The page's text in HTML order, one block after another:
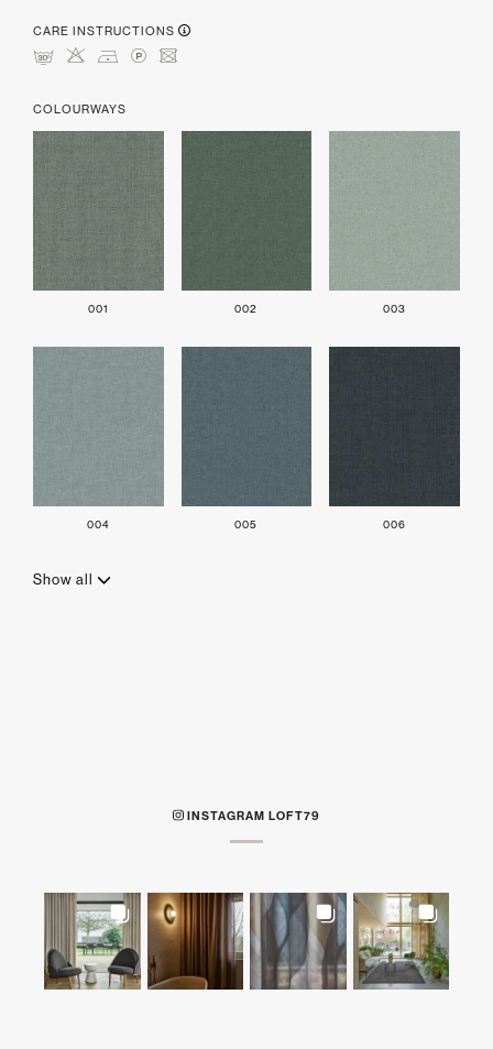
CARE INSTRUCTIONS
mHDLU
COLOURWAYS
001 002 003
004 005 006
Show all
INSTAGRAM LOFT79